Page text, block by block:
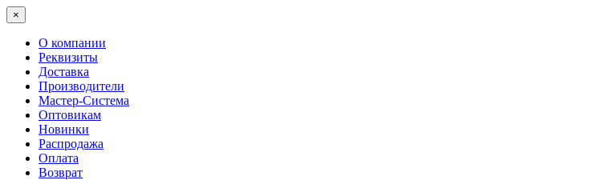
×
О компании
Реквизиты
Доставка
Производители
Мастер-Система
Оптовикам
Новинки
Распродажа
Оплата
Возврат